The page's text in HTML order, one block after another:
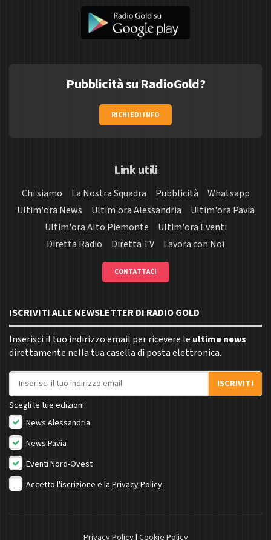
Pubblicità su RadioGold?
RICHIEDI INFO
Link utili
Chi siamo La Nostra Squadra Pubblicità
Whatsapp
Ultim'ora News
Ultim'ora Alessandria
Ultim'ora Pavia
Ultim'ora Alto Piemonte
Ultim'ora Eventi
Diretta Radio
Diretta TV Lavora con Noi
CONTATTACI
ISCRIVITI ALLE NEWSLETTER DI RADIO GOLD
Inserisci il tuo indirizzo email per ricevere le ultime news
direttamente nella tua casella di posta elettronica.
Indirizzo email
ISCRIVITI
Scegli le tue edizioni:
News Alessandria
News Pavia
Eventi Nord-Ovest
Accetto l'iscrizione e la Privacy Policy
Privacy Policy| Cookie Policy